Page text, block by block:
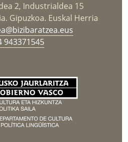
2, Industrialdea 15
Gipuzkoa. Euskal Herria
943371545